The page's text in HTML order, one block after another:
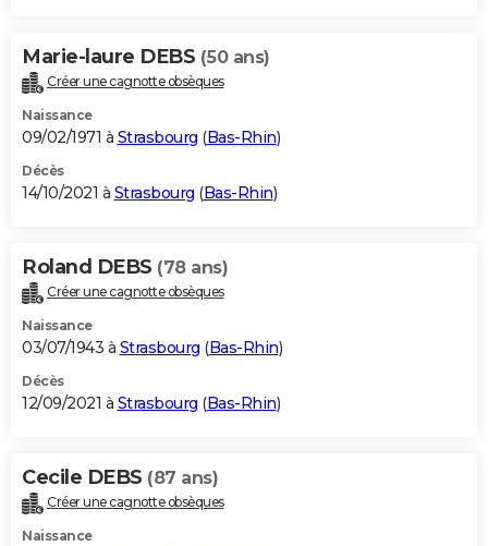
Marie-laure DEBS (50 ans)
Créer une cagnotte obsèques
Naissance
09/02/1971 à Strasbourg (Bas-Rhin)
Décès
14/10/2021 à Strasbourg (Bas-Rhin)
Roland DEBS (78 ans)
Créer une cagnotte obsèques
Naissance
03/07/1943 à Strasbourg (Bas-Rhin)
Décès
12/09/2021 à Strasbourg (Bas-Rhin)
Cecile DEBS (87 ans)
Créer une cagnotte obsèques
Naissance